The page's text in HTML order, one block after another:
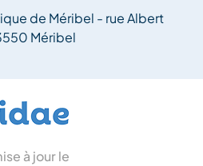
de Méribel - rue Albert
Méribel
à jour le